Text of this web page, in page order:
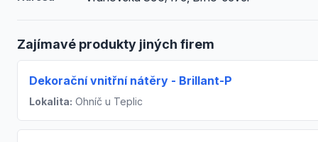
Zajímavé produkty jiných firem
Dekorační vnitřní nátěry - Brillant-P
Lokalita: Ohníč u Teplic